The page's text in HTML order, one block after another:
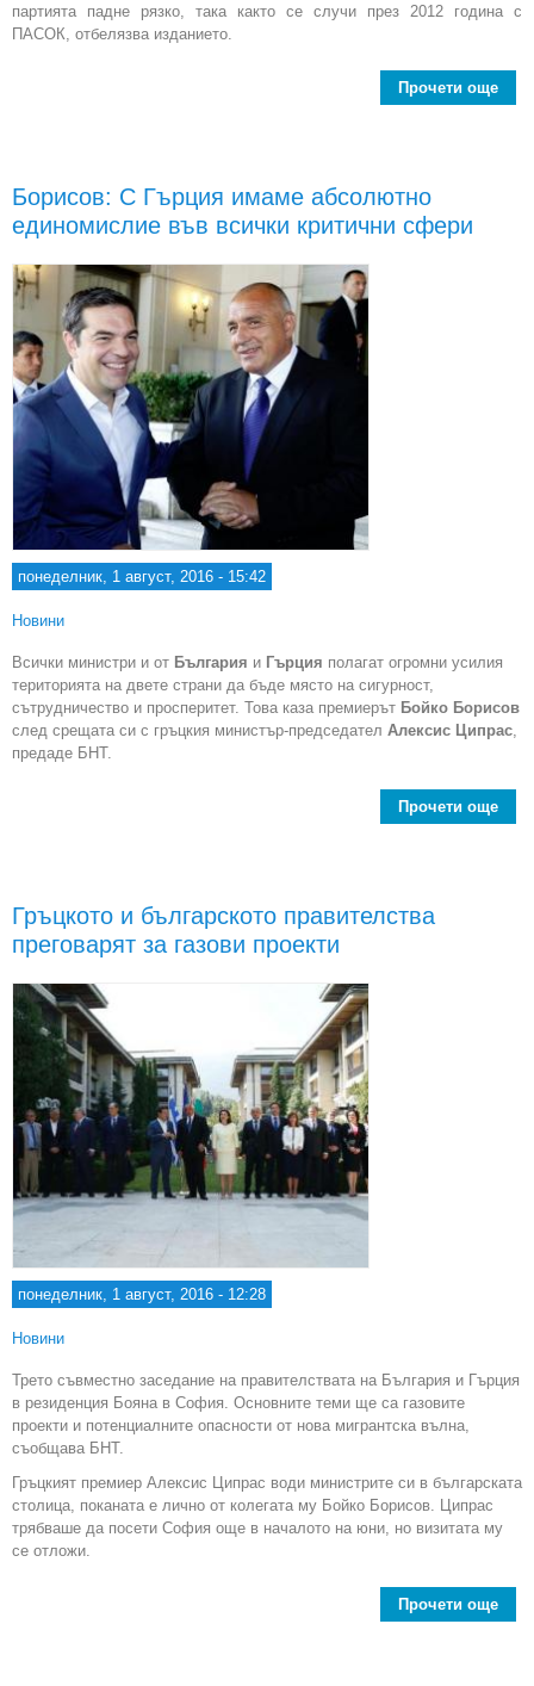
партията падне рязко, така както се случи през 2012 година с
ПАСОК, отбелязва изданието.
Прочети още
Борисов: С Гърция имаме абсолютно
единомислие във всички критични сфери
понеделник, 1 август, 2016 - 15:42
Новини
Всички министри и от България и Гърция полагат огромни усилия
територията на двете страни да бъде място на сигурност,
сътрудничество и просперитет. Това каза премиерът Бойко Борисов
след срещата си с гръцкия министър-председател Алексис Ципрас
предаде БНТ.
Прочети още
Гръцкото и българското правителства
преговарят за газови проекти
понеделник, 1 август, 2016 - 12:28
Новини
Трето съвместно заседание на правителствата на България и Гърция
в резиденция Бояна в София. Основните теми ще са газовите
проекти и потенциалните опасности от нова мигрантска вълна,
съобщава БНТ.
Гръцкият премиер Алексис Ципрас води министрите си в българската
столица, поканата е лично от колегата му Бойко Борисов. Ципрас
трябваше да посети София още в началото на юни, но визитата му
се отложи.
Прочети още